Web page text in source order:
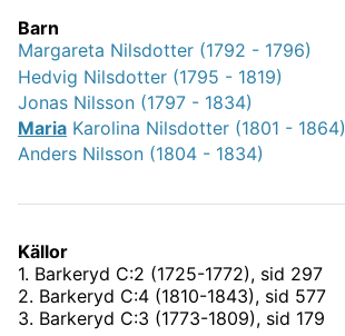
Barn
Margareta Nilsdotter (1792 - 1796)
Hedvig Nilsdotter (1795 - 1819)
Jonas Nilsson (1797 - 1834)
Maria Karolina Nilsdotter (1801 - 1864)
Anders Nilsson (1804 - 1834)
Källor
1. Barkeryd C:2 (1725-1772), sid 297
2. Barkeryd C:4 (1810-1843), sid 577
3. Barkeryd C:3 (1773-1809), sid 179